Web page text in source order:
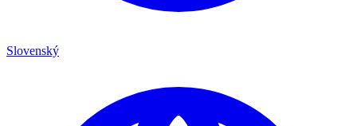
Slovenský